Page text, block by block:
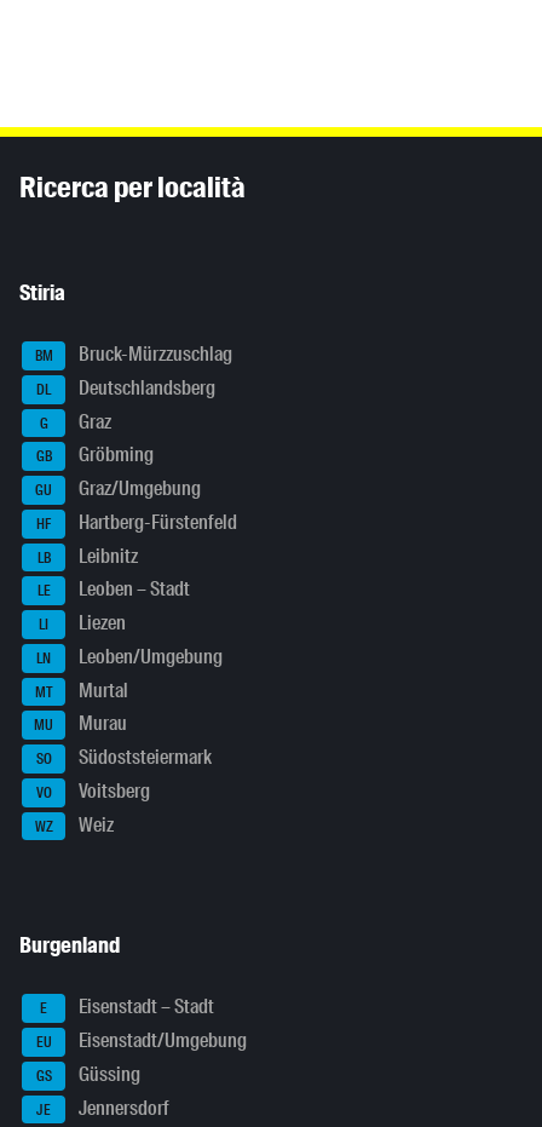
Ricerca per località
Stiria
BM Bruck-Mürzzuschlag
DL Deutschlandsberg
G Graz
GB Gröbming
GU Graz/Umgebung
HF Hartberg-Fürstenfeld
LB Leibnitz
LE Leoben – Stadt
LI Liezen
LN Leoben/Umgebung
MT Murtal
MU Murau
SO Südoststeiermark
VO Voitsberg
WZ Weiz
Burgenland
E Eisenstadt – Stadt
EU Eisenstadt/Umgebung
GS Güssing
JE Jennersdorf